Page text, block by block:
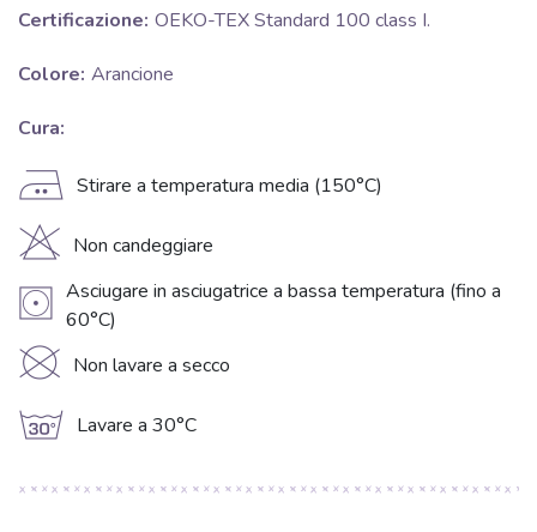
Certificazione: OEKO-TEX Standard 100 class I.
Colore: Arancione
Cura:
E Stirare a temperatura media (150°C)
H Non candeggiare
V Asciugare in asciugatrice a bassa temperatura (fino a
60°C)
K Non lavare a secco
g Lavare a 30°C